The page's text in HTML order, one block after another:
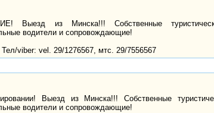
из Минска!!! Собственные
водители и сопровождающие!
viber: vel. 29/1276567, мтс. 29/7556567
Выезд из Минска!!! Собственные
водители и сопровождающие!